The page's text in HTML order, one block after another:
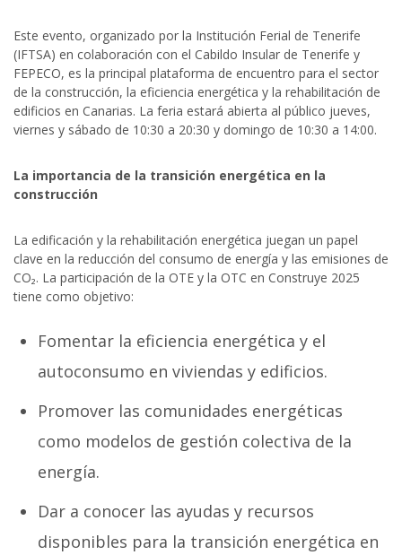
Este evento, organizado por la Institución Ferial de Tenerife
(IFTSA) en colaboración con el Cabildo Insular de Tenerife y
FEPECO, es la principal plataforma de encuentro para el sector
de la construcción, la eficiencia energética y la rehabilitación de
edificios en Canarias. La feria estará abierta al público jueves,
viernes y sábado de 10:30 a 20:30 y domingo de 10:30 a 14:00.
La importancia de la transición energética en la
construcción
La edificación y la rehabilitación energética juegan un papel
clave en la reducción del consumo de energía y las emisiones de
CO₂. La participación de la OTE y la OTC en Construye 2025
tiene como objetivo:
Fomentar la eficiencia energética y el
autoconsumo en viviendas y edificios.
Promover las comunidades energéticas
como modelos de gestión colectiva de la
energía.
Dar a conocer las ayudas y recursos
disponibles para la transición energética en